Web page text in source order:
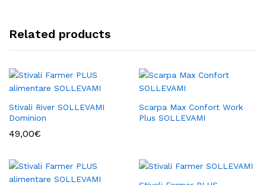
Related products
Stivali River SOLLEVAMI
Dominion
49,00€
Scarpa Max Confort Work
Plus SOLLEVAMI